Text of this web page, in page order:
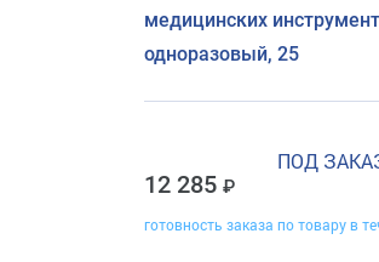
медицинских
одноразовый, 25
12 285
ПОД
готовность заказа по товару в